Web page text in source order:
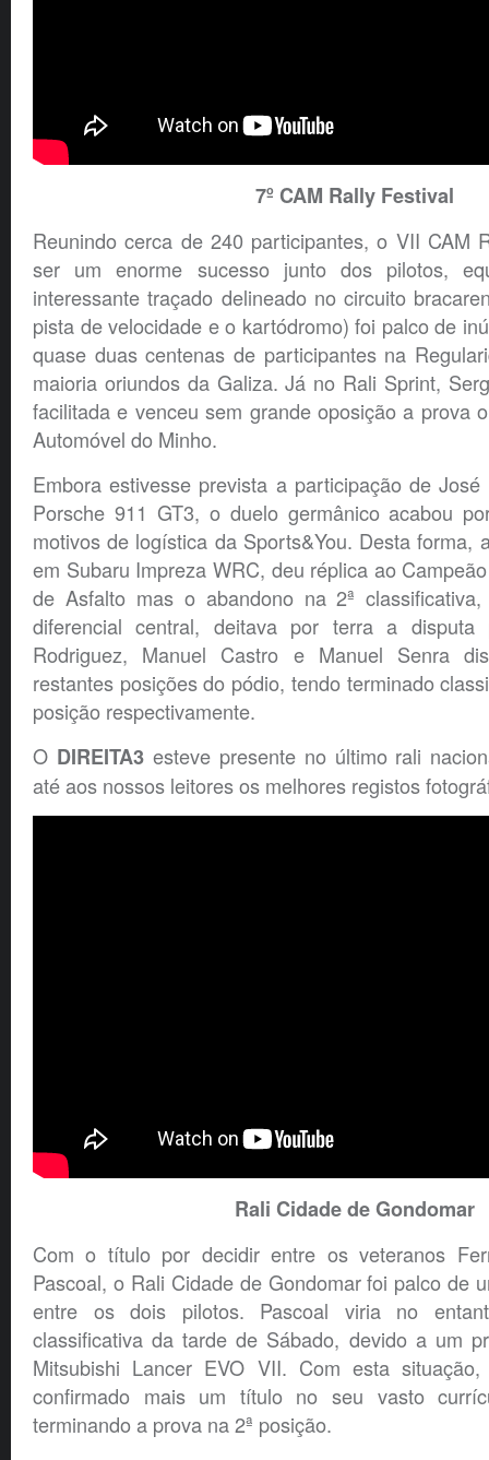
7º CAM Rally Festival
Reunindo cerca de 240 participantes, o VII CAM
ser um enorme sucesso junto dos pilotos,
interessante traçado delineado no circuito
pista de velocidade e o kartódromo) foi palco de
quase duas centenas de participantes na
maioria oriundos da Galiza. Já no Rali Sprint,
facilitada e venceu sem grande oposição a prova
Automóvel do Minho.
Embora estivesse prevista a participação de
Porsche 911 GT3, o duelo germânico acabou
motivos de logística da Sports&You. Desta forma,
em Subaru Impreza WRC, deu réplica ao
de Asfalto mas o abandono na 2ª
diferencial central, deitava por terra a disputa
Rodriguez, Manuel Castro e Manuel Senra
restantes posições do pódio, tendo terminado
posição respectivamente.
O DIREITA3esteve presente no último rali
até aos nossos leitores os melhores registos
Rali Cidade de Gondomar
Com o título por decidir entre os veteranos
Pascoal, o Rali Cidade de Gondomar foi palco de
entre os dois pilotos. Pascoal viria no
classificativa da tarde de Sábado, devido a um
Mitsubishi Lancer EVO VII. Com esta
confirmado mais um título no seu vasto
terminando a prova na 2ª posição.